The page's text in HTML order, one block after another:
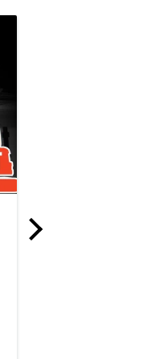
Excavadoras